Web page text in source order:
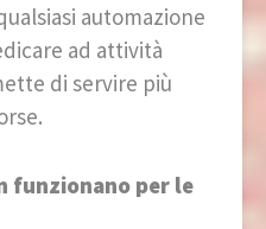
automazione
ad attività
di servire più
funzionano per le